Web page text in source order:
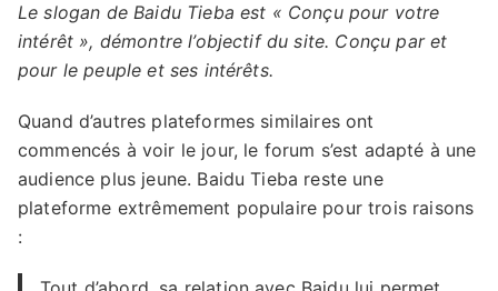
Le slogan de Baidu Tieba est « Conçu pour votre
intérêt », démontre l’objectif du site. Conçu par et
pour le peuple et ses intérêts.
Quand d’autres plateformes similaires ont
commencés à voir le jour, le forum s’est adapté à une
audience plus jeune. Baidu Tieba reste une
plateforme extrêmement populaire pour trois raisons
: